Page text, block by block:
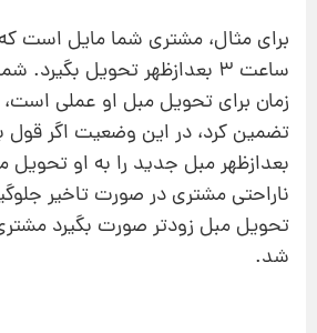
برای مثال، مشتری شما مایل است
ساعت 3 بعدازظهر تحویل
زمان برای تحویل مبل او عملی است،
بعدازظهر مبل جدید را به او تحویل
ناراحتی مشتری در صورت تاخیر
تحویل مبل زودتر صورت بگیرد
شد.